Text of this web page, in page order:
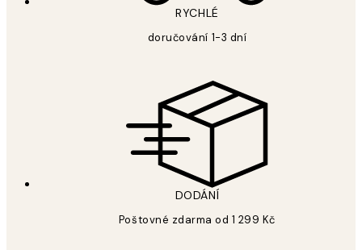
RYCHLÉ
doručování 1-3 dní
DODÁNÍ
Poštovné zdarma od 1 299 Kč